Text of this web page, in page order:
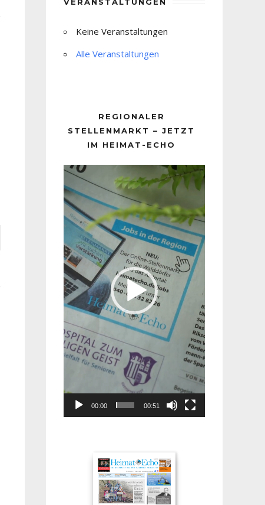
Keine Veranstaltungen
Alle Veranstaltungen
REGIONALER
STELLENMARKT – JETZT
IM HEIMAT-ECHO
Player
00:00 00:51